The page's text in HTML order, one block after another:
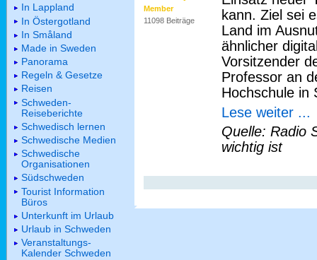
Member
11098 Beiträge
kann. Ziel sei
Land im
ähnlicher
Vorsitzender
Professor an
Hochschule in
Lese weiter ...
Quelle: Radio
wichtig ist
In Lappland
In Östergotland
In Småland
Made in Sweden
Panorama
Regeln & Gesetze
Reisen
Schweden-
Reiseberichte
Schwedisch lernen
Schwedische Medien
Schwedische
Organisationen
Südschweden
Tourist Information
Büros
Unterkunft im Urlaub
Urlaub in Schweden
Veranstaltungs-
Kalender Schweden